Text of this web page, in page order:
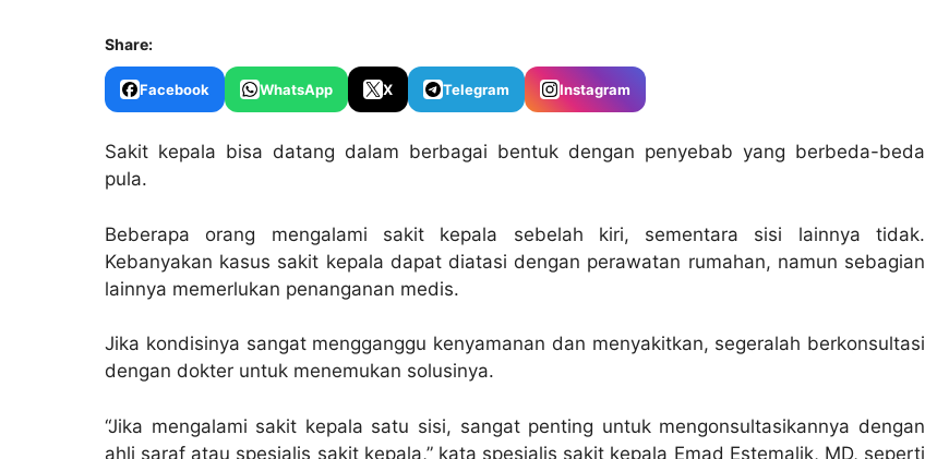
Share:
Facebook WhatsApp X Telegram Instagram
Sakit kepala bisa datang dalam berbagai bentuk dengan penyebab yang berbeda-beda
pula.
Beberapa orang mengalami sakit kepala sebelah kiri, sementara sisi lainnya tidak.
Kebanyakan kasus sakit kepala dapat diatasi dengan perawatan rumahan, namun sebagian
lainnya memerlukan penanganan medis.
Jika kondisinya sangat mengganggu kenyamanan dan menyakitkan, segeralah berkonsultasi
dengan dokter untuk menemukan solusinya.
“Jika mengalami sakit kepala satu sisi, sangat penting untuk mengonsultasikannya dengan
ahli saraf atau spesialis sakit kepala,” kata spesialis sakit kepala Emad Estemalik, MD, seperti